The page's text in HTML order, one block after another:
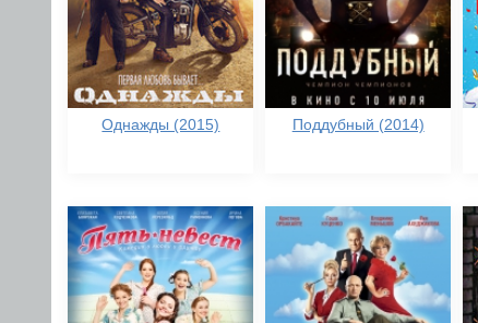
Однажды (2015) Поддубный (2014)